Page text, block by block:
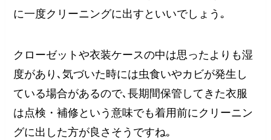
に一度クリーニングに出すといいでしょう｡
クローゼットや衣装ケースの中は思ったよりも湿
度があり､気づいた時には虫食いやカビが発生し
ている場合があるので､長期間保管してきた衣服
は点検・補修という意味でも着用前にクリーニン
グに出した方が良さそうですね｡